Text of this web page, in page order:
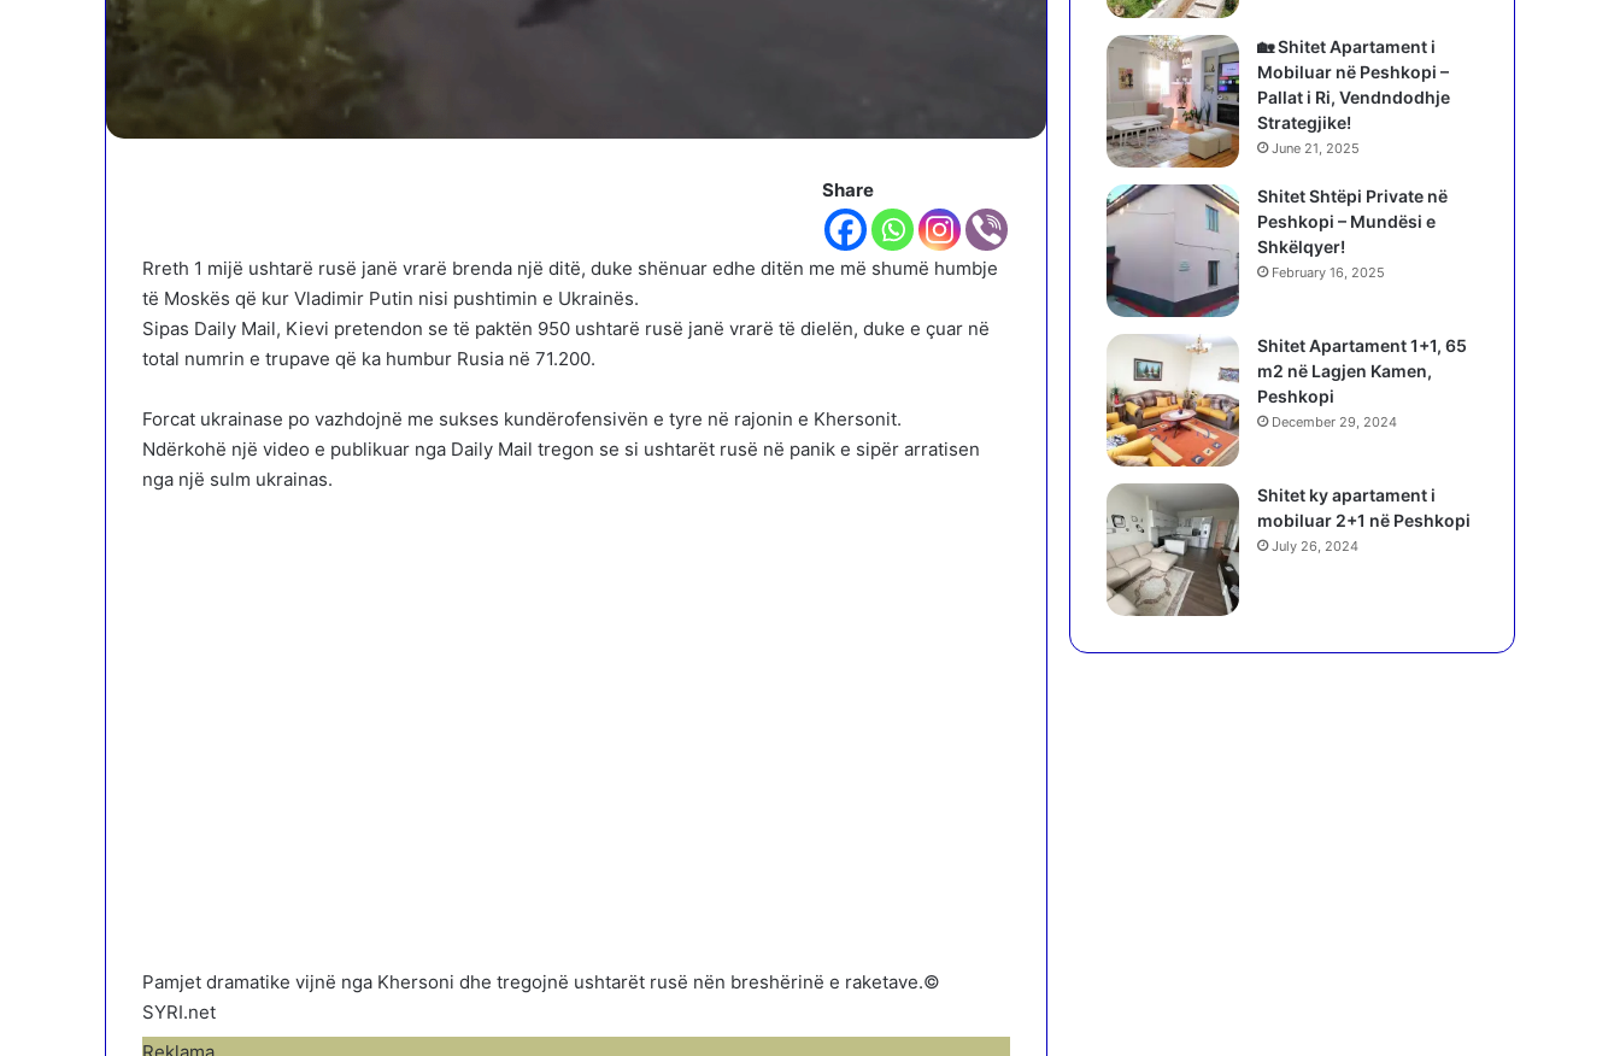
Share
Rreth 1 mijë ushtarë rusë janë vrarë brenda një ditë, duke shënuar edhe ditën me më shumë humbje
të Moskës që kur Vladimir Putin nisi pushtimin e Ukrainës.
Sipas Daily Mail, Kievi pretendon se të paktën 950 ushtarë rusë janë vrarë të dielën, duke e çuar në
total numrin e trupave që ka humbur Rusia në 71.200.
Forcat ukrainase po vazhdojnë me sukses kundërofensivën e tyre në rajonin e Khersonit.
Ndërkohë një video e publikuar nga Daily Mail tregon se si ushtarët rusë në panik e sipër arratisen
nga një sulm ukrainas.
Pamjet dramatike vijnë nga Khersoni dhe tregojnë ushtarët rusë nën breshërinë e raketave.©
SYRI.net
🏡 Shitet Apartament i
Mobiluar në Peshkopi –
Pallat i Ri, Vendndodhje
Strategjike!
June 21, 2025
Shitet Shtëpi Private në
Peshkopi – Mundësi e
Shkëlqyer!
February 16, 2025
Shitet Apartament 1+1, 65
m2 në Lagjen Kamen,
Peshkopi
December 29, 2024
Shitet ky apartament i
mobiluar 2+1 në Peshkopi
July 26, 2024